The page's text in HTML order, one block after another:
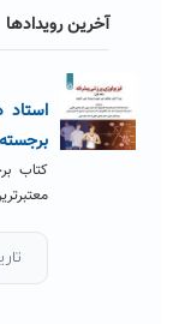
آخرین رویدادها
استاد
کتاب
تاریخ۱